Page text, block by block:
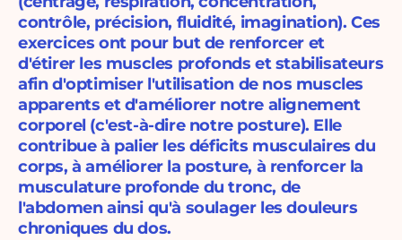
contrôle, précision, fluidité, imagination). Ces
exercices ont pour but de renforcer et
d'étirer les muscles profonds et stabilisateurs
afin d'optimiser l'utilisation de nos muscles
apparents et d'améliorer notre alignement
corporel (c'est-à-dire notre posture). Elle
contribue à palier les déficits musculaires du
corps, à améliorer la posture, à renforcer la
musculature profonde du tronc, de
l'abdomen ainsi qu'à soulager les douleurs
chroniques du dos.